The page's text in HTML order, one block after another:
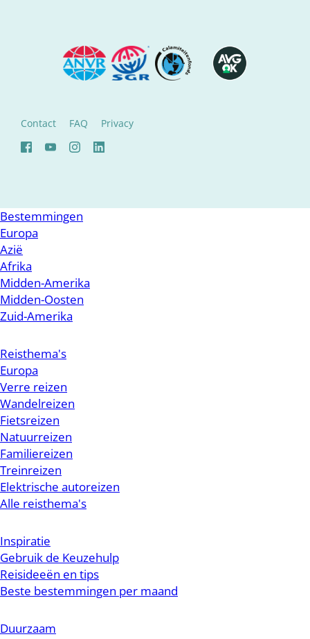
Contact FAQ Privacy
Bestemmingen
Europa
Azië
Afrika
Midden-Amerika
Midden-Oosten
Zuid-Amerika
Reisthema's
Europa
Verre reizen
Wandelreizen
Fietsreizen
Natuurreizen
Familiereizen
Treinreizen
Elektrische autoreizen
Alle reisthema's
Inspiratie
Gebruik de Keuzehulp
Reisideeën en tips
Beste bestemmingen per maand
Duurzaam